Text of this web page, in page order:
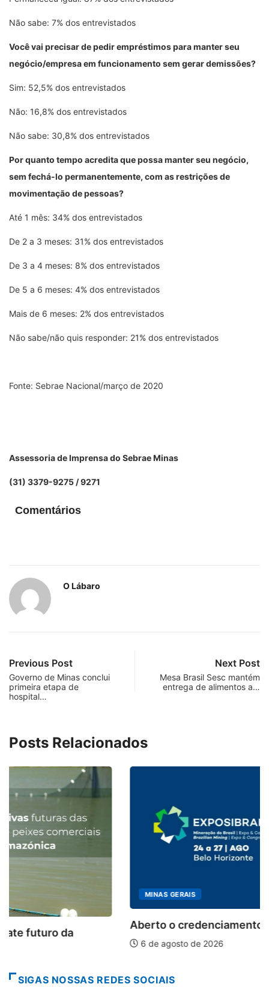
Não sabe: 7% dos entrevistados
Você vai precisar de pedir empréstimos para manter seu
negócio/empresa em funcionamento sem gerar demissões?
Sim: 52,5% dos entrevistados
Não: 16,8% dos entrevistados
Não sabe: 30,8% dos entrevistados
Por quanto tempo acredita que possa manter seu negócio,
sem fechá-lo permanentemente, com as restrições de
movimentação de pessoas?
Até 1 mês: 34% dos entrevistados
De 2 a 3 meses: 31% dos entrevistados
De 3 a 4 meses: 8% dos entrevistados
De 5 a 6 meses: 4% dos entrevistados
Mais de 6 meses: 2% dos entrevistados
Não sabe/não quis responder: 21% dos entrevistados
Fonte: Sebrae Nacional/março de 2020
Assessoria de Imprensa do Sebrae Minas
(31) 3379-9275 / 9271
Comentários
O Lábaro
Previous Post
Governo de Minas conclui
primeira etapa de
hospital…
Next Post
Mesa Brasil Sesc mantém
entrega de alimentos a…
Posts Relacionados
Aberto o credenciamento de imprensa para a...
SIGAS NOSSAS REDES SOCIAIS